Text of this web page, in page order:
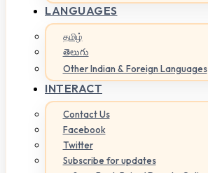
LANGUAGES
தமிழ்
తెలుగు
Other Indian & Foreign Languages
INTERACT
Contact Us
Facebook
Twitter
Subscribe for updates